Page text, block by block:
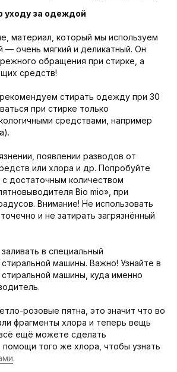
уходу за одеждой
материал, который мы используем
— очень мягкий и деликатный. Он
обращения при стирке, а
средств!
стирать одежду при 30
при стирке только
средствами, например
появлении разводов от
или хлора и др. Попробуйте
достаточным количеством
Bio mio», при
Внимание! Не использовать
и не затирать загрязнённый
в специальный
машины. Важно! Узнайте в
машины, куда именно
розовые пятна, это значит что во
фрагменты хлора и теперь вещь
ещё можете сделать
помощи того же хлора, чтобы узнать
.